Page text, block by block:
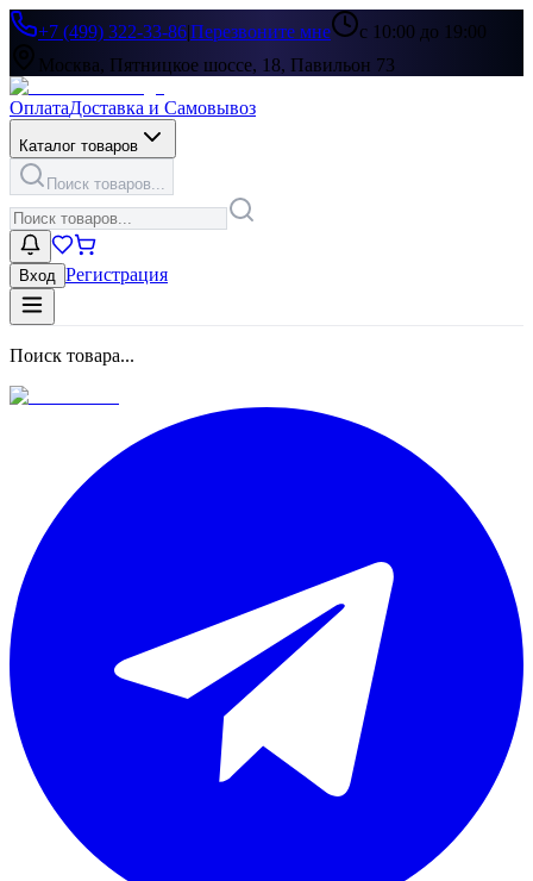
+7 (499) 322-33-86|Перезвоните мне
с 10:00 до 19:00
Москва, Пятницкое шоссе, 18, Павильон 73
ОплатаДоставка и Самовывоз
Каталог товаров
Поиск товаров...
Вход Регистрация
Поиск товара...